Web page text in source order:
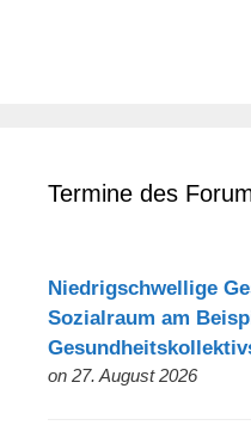
Termine des
Niedrigschwellige
Sozialraum am
on 27. August 2026